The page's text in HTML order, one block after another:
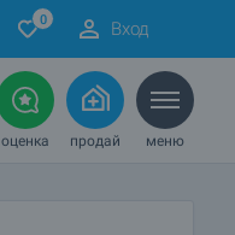
0 Вход
оценка продай меню